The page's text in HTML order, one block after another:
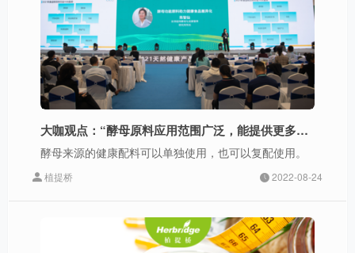
大咖观点：“酵母原料应用范围广泛，能提供更多差异化解决方案”
酵母来源的健康配料可以单独使用，也可以复配使用。
植提桥 2022-08-24